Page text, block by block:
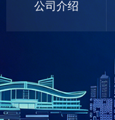
公司介绍